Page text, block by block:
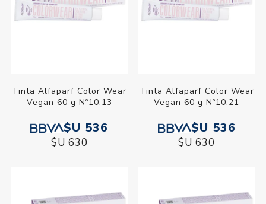
Tinta Alfaparf Color Wear
Vegan 60 g Nº10.13
$U 536
$U 630
Tinta Alfaparf Color Wear
Vegan 60 g Nº10.21
$U 536
$U 630